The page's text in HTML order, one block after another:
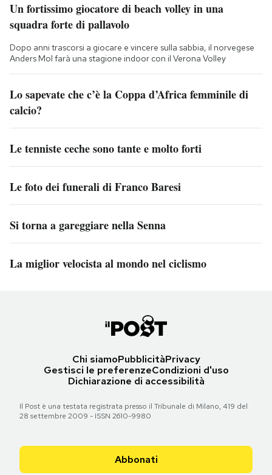
Un fortissimo giocatore di beach volley in una
squadra forte di pallavolo
Dopo anni trascorsi a giocare e vincere sulla sabbia, il norvegese
Anders Mol farà una stagione indoor con il Verona Volley
Lo sapevate che c’è la Coppa d’Africa femminile di
calcio?
Le tenniste ceche sono tante e molto forti
Le foto dei funerali di Franco Baresi
Si torna a gareggiare nella Senna
La miglior velocista al mondo nel ciclismo
Chi siamoPubblicitàPrivacy
Gestisci le preferenzeCondizioni d'uso
Dichiarazione di accessibilità
Il Post è una testata registrata presso il Tribunale di Milano, 419 del
28 settembre 2009 - ISSN 2610-9980
Abbonati